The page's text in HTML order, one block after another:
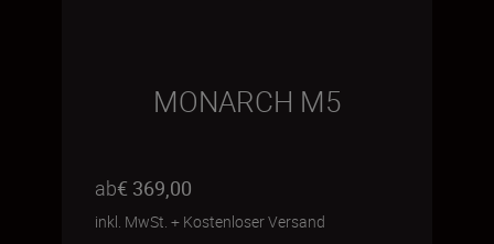
MONARCH M5
ab€ 369,00
inkl. MwSt. + Kostenloser Versand